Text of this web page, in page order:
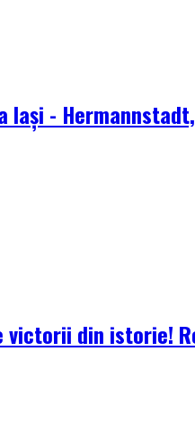
Iași -
victorii din istorie!